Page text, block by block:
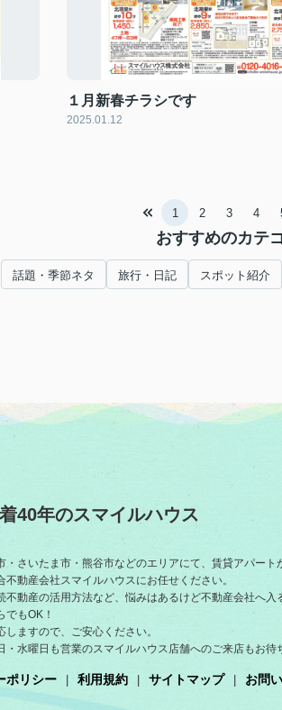
１月新春チラシです
2025.01.12
1 2 3 4
おすすめのカテ
話題・季節ネタ 旅行・日記 スポット紹介
40年のスマイルハウス
さいたま市・熊谷市などのエリアにて、賃貸アパー
動産会社スマイルハウスにお任せください。
動産の活用方法など、悩みはあるけど不動産会社へ入
もOK！
ますので、ご安心ください。
水曜日も営業のスマイルハウス店舗へのご来店もお
ポリシー 利用規約 サイトマップ お問